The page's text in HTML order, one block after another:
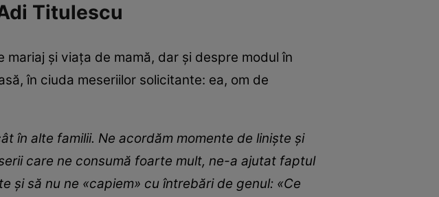
Titulescu
și viața de mamă, dar și despre modul în
în ciuda meseriilor solicitante: ea, om de
în alte familii. Ne acordăm momente de liniște și
care ne consumă foarte mult, ne-a ajutat faptul
și să nu ne «capiem» cu întrebări de genul: «Ce